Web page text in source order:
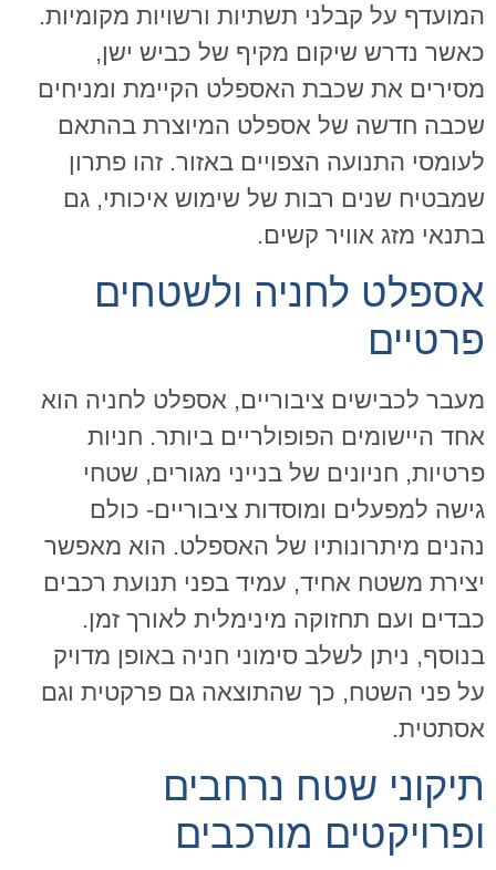
המועדף על קבלני תשתיות ורשויות מקומיות.
כאשר נדרש שיקום מקיף של כביש ישן,
מסירים את שכבת האספלט הקיימת ומניחים
שכבה חדשה של אספלט המיוצרת בהתאם
לעומסי התנועה הצפויים באזור. זהו פתרון
שמבטיח שנים רבות של שימוש איכותי, גם
בתנאי מזג אוויר קשים.
אספלט לחניה ולשטחים
פרטיים
מעבר לכבישים ציבוריים, אספלט לחניה הוא
אחד היישומים הפופולריים ביותר. חניות
פרטיות, חניונים של בנייני מגורים, שטחי
גישה למפעלים ומוסדות ציבוריים- כולם
נהנים מיתרונותיו של האספלט. הוא מאפשר
יצירת משטח אחיד, עמיד בפני תנועת רכבים
כבדים ועם תחזוקה מינימלית לאורך זמן.
בנוסף, ניתן לשלב סימוני חניה באופן מדויק
על פני השטח, כך שהתוצאה גם פרקטית וגם
אסתטית.
תיקוני שטח נרחבים
ופרויקטים מורכבים